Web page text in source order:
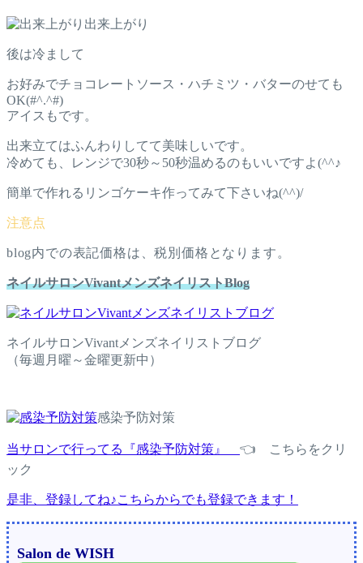
出来上がり
後は冷まして
お好みでチョコレートソース・ハチミツ・バターのせても
OK(#^.^#)
アイスもです。
出来立てはふんわりしてて美味しいです。
冷めても、レンジで30秒～50秒温めるのもいいですよ(^^♪
簡単で作れるリンゴケーキ作ってみて下さいね(^^)/
blog内での表記価格は、税別価格となります。
ネイルサロンVivantメンズネイリストBlog
ネイルサロンVivantメンズネイリストブログ
（毎週月曜～金曜更新中）
感染予防対策
当サロンで行ってる『感染予防対策』 👈 こちらをクリ
ック
是非、登録してね♪こちらからでも登録できます！
Salon de WISH